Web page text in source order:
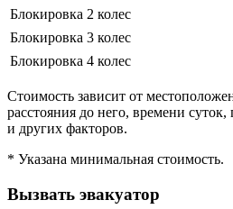
Блокировка 2 колес
Блокировка 3 колес
Блокировка 4 колес
Стоимость зависит от
расстояния до него, времени
и других факторов.
* Указана минимальная стоимость.
Вызвать эвакуатор